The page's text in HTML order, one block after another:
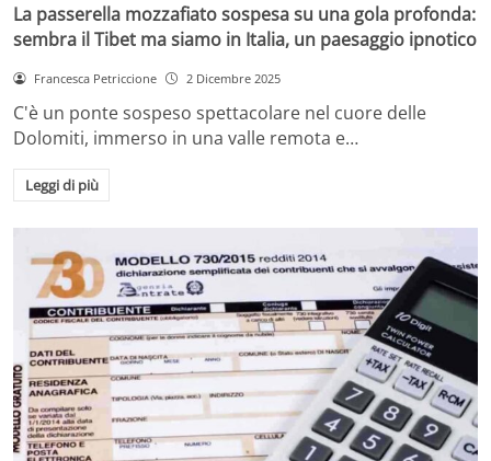
La passerella mozzafiato sospesa su una gola profonda:
sembra il Tibet ma siamo in Italia, un paesaggio ipnotico
Francesca Petriccione 2 Dicembre 2025
C'è un ponte sospeso spettacolare nel cuore delle
Dolomiti, immerso in una valle remota e…
Leggi di più